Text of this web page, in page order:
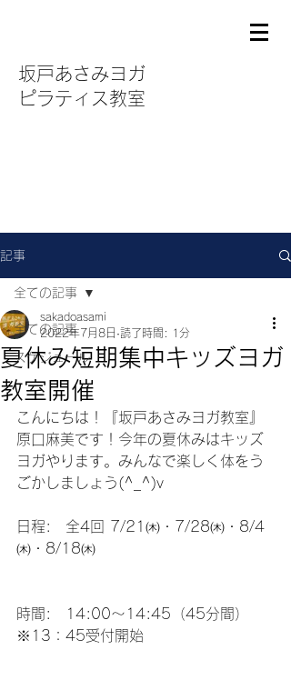
坂戸あさみヨガ
ピラティス教室
記事
全ての記事
スケジュール
全ての記事
夏休み短期集中キッズヨガ
教室開催
sakadoasami
2022年7月8日 読了時間: 1分
こんにちは！『坂戸あさみヨガ教室』
原口麻美です！今年の夏休みはキッズ
ヨガやります。みんなで楽しく体をう
ごかしましょう(^_^)v
日程:　全4回 7/21㈭・7/28㈭・8/4
㈭・8/18㈭
時間:　14:00〜14:45（45分間）
※13：45受付開始